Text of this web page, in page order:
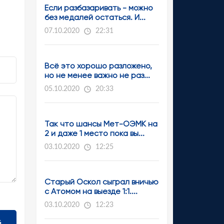
Если разбазаривать - можно
без медалей остаться. И...
07.10.2020 22:31
Всё это хорошо разложено,
но не менее важно не раз...
05.10.2020 20:33
Так что шансы Мет-ОЭМК на
2 и даже 1 место пока вы...
03.10.2020 12:25
Старый Оскол сыграл вничью
с Атомом на выезде 1:1....
03.10.2020 12:23